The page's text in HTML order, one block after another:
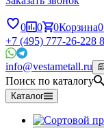
0 0 0Корзина0
+7 (495) 777-26-228
info@vestametall.ru
Поиск по каталогу
Каталог